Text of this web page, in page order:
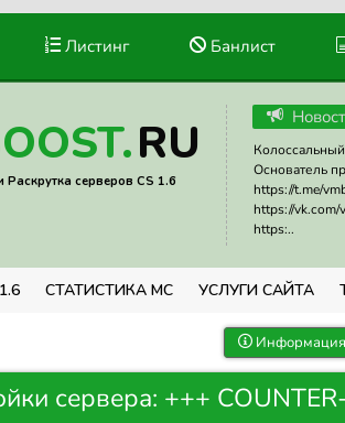
Листинг Банлист
RU
Раскрутка серверов CS 1.6
Основатель
https://t.me/
https://vk.com/
https:..
СТАТИСТИКА МС УСЛУГИ САЙТА
сервера: +++